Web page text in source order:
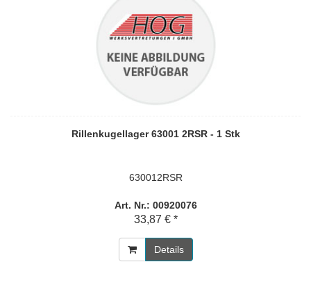
Rillenkugellager 63001 2RSR - 1 Stk
630012RSR
Art. Nr.: 00920076
33,87 € *
Details